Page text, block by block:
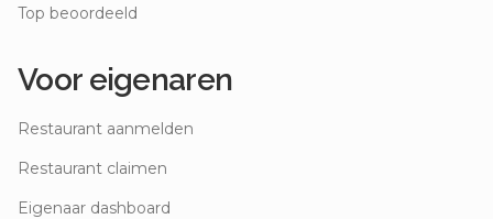
Top beoordeeld
Voor eigenaren
Restaurant aanmelden
Restaurant claimen
Eigenaar dashboard